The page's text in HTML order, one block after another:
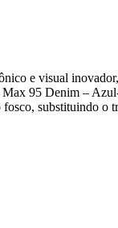
e visual
Max 95 Denim –
substituindo o